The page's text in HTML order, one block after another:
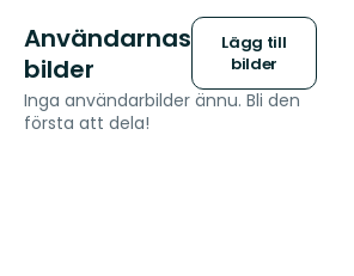
Användarnas
bilder
Lägg till
bilder
Inga användarbilder ännu. Bli den
första att dela!